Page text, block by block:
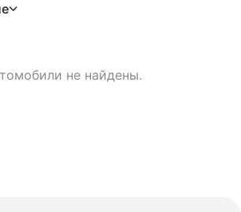
не найдены.